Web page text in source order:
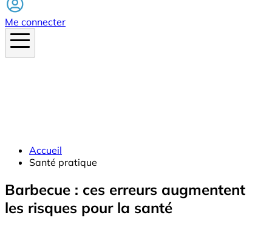
Me connecter
Accueil
Santé pratique
Barbecue : ces erreurs augmentent
les risques pour la santé